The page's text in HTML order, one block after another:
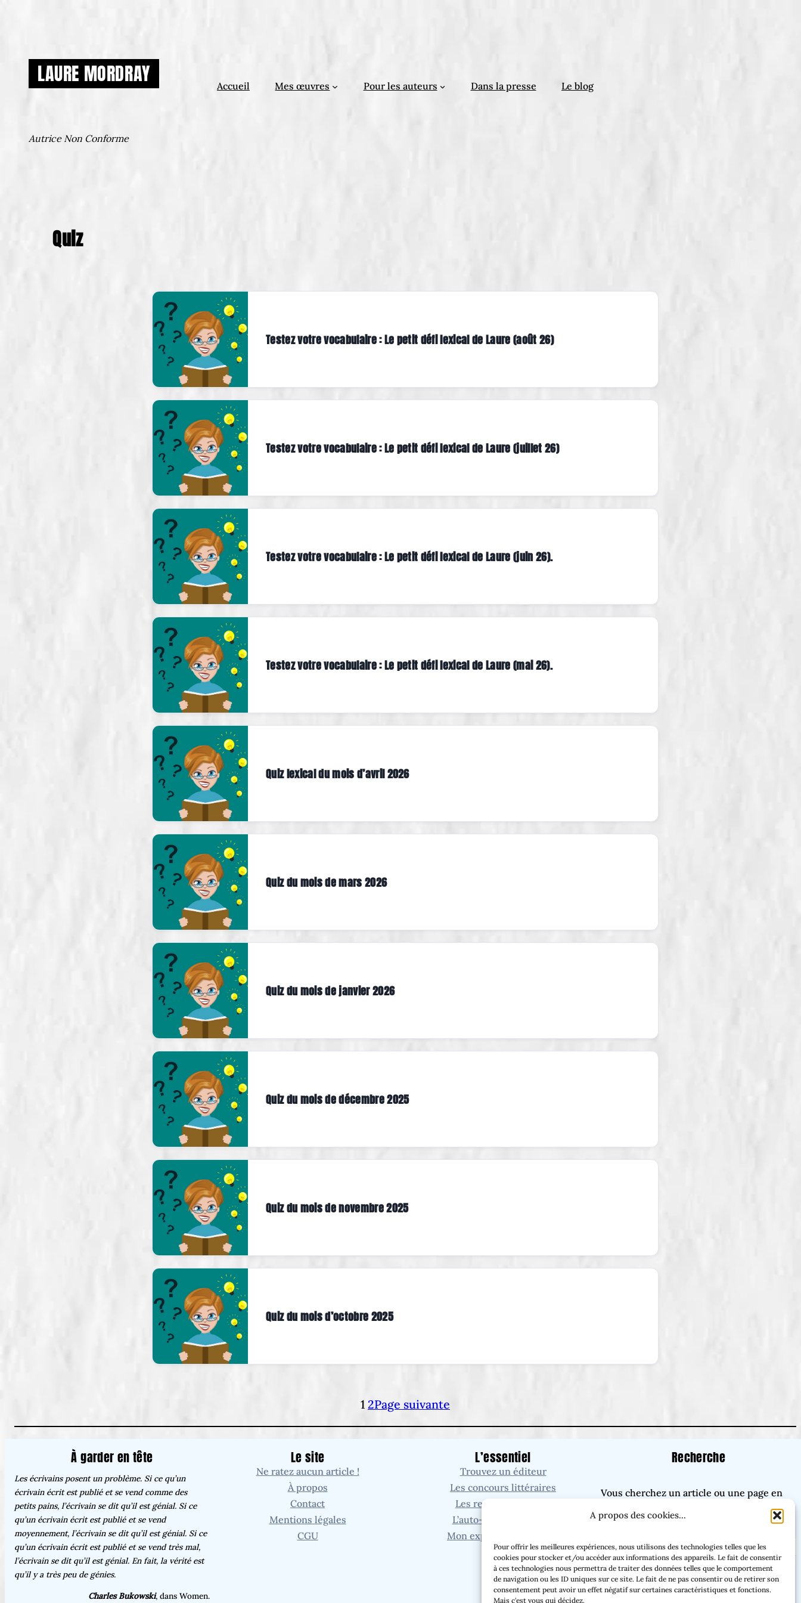
A propos des cookies...
Pour offrir les meilleures expériences, nous utilisons des technologies telles que les
cookies pour stocker et/ou accéder aux informations des appareils. Le fait de consentir
à ces technologies nous permettra de traiter des données telles que le comportement
de navigation ou les ID uniques sur ce site. Le fait de ne pas consentir ou de retirer son
consentement peut avoir un effet négatif sur certaines caractéristiques et fonctions.
Mais c'est vous qui décidez.
LAURE MORDRAY
Autrice Non Conforme
Accueil Mes œuvres Pour les auteurs Dans la presse Le blog
Quiz
Testez votre vocabulaire : Le petit défi lexical de Laure (août 26)
Testez votre vocabulaire : Le petit défi lexical de Laure (juillet 26)
Testez votre vocabulaire : Le petit défi lexical de Laure (juin 26).
Testez votre vocabulaire : Le petit défi lexical de Laure (mai 26).
Quiz lexical du mois d’avril 2026
Quiz du mois de mars 2026
Quiz du mois de janvier 2026
Quiz du mois de décembre 2025
Quiz du mois de novembre 2025
Quiz du mois d’octobre 2025
1 2Page suivante
À garder en tête
Les écrivains posent un problème. Si ce qu’un
écrivain écrit est publié et se vend comme des
petits pains, l’écrivain se dit qu’il est génial. Si ce
qu’un écrivain écrit est publié et se vend
moyennement, l’écrivain se dit qu’il est génial. Si ce
qu’un écrivain écrit est publié et se vend très mal,
l’écrivain se dit qu’il est génial. En fait, la vérité est
qu’il y a très peu de génies.
Charles Bukowski, dans Women.
Le site
Ne ratez aucun article !
À propos
Contact
Mentions légales
CGU
L’essentiel
Trouvez un éditeur
Les concours littéraires
Les revues littéraires
L’auto-édition (à venir)
Mon expérience (à venir)
Recherche
Vous cherchez un article ou une page en
particulier ?
Facebook Threads InstagramBluesky